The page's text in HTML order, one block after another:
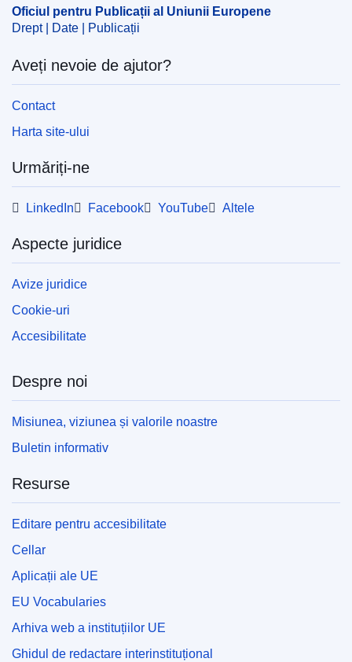
Oficiul pentru Publicații al Uniunii Europene
Drept | Date | Publicații
Aveți nevoie de ajutor?
Contact
Harta site-ului
Urmăriți-ne
LinkedIn Facebook YouTube Altele
Aspecte juridice
Avize juridice
Cookie-uri
Accesibilitate
Despre noi
Misiunea, viziunea și valorile noastre
Buletin informativ
Resurse
Editare pentru accesibilitate
Cellar
Aplicații ale UE
EU Vocabularies
Arhiva web a instituțiilor UE
Ghidul de redactare interinstituțional